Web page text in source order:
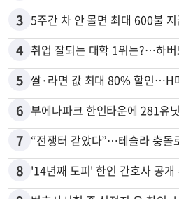
3 5주간 차 안 몰면 최대 600불
4 취업 잘되는 대학 1위는?…하버
5 쌀·라면 값 최대 80% 할인…H
6 부에나파크 한인타운에 281유
7 “전쟁터 같았다”…테슬라 충돌
8 '14년째 도피' 한인 간호사 공